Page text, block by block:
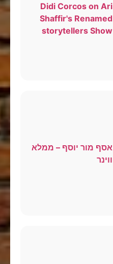
Didi Corcos on Ari
Shaffir's Renamed
storytellers Show
אסף מור יוסף – ממלא
ווינר